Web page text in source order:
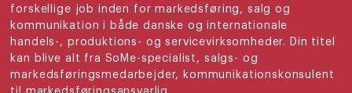
forskellige job inden for markedsføring, salg og
kommunikation i både danske og internationale
handels-, produktions- og servicevirksomheder. Din titel
kan blive alt fra SoMe-specialist, salgs- og
markedsføringsmedarbejder, kommunikationskonsulent